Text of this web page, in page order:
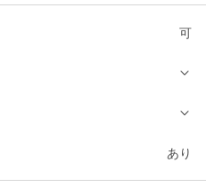
可
あり